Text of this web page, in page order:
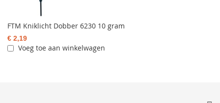
FTM Kniklicht Dobber 6230 10 gram
€ 2,19
Voeg toe aan winkelwagen